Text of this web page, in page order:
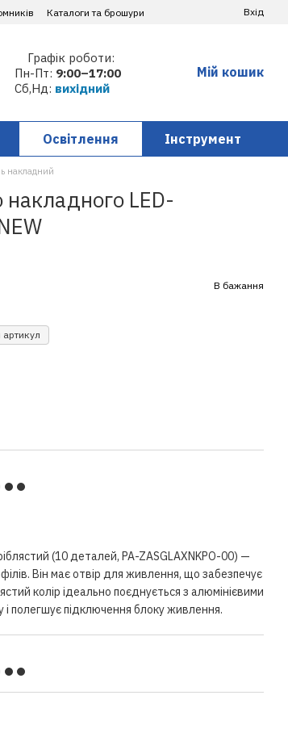
Каталоги та брошури Вхід
Графік роботи:
Пн-Пт: 9:00–17:00
Сб,Нд: вихідний
Мій кошик
Освітлення Інструмент
накладний
накладного LED-
В бажання
артикул
(10 деталей, PA-ZASGLAXNKPO-00) —
Він має отвір для живлення, що забезпечує
колір ідеально поєднується з алюмінієвими
і полегшує підключення блоку живлення.